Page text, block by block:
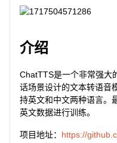
介绍
ChatTTS是一个非常强大
话场景设计的文本转语音
持英文和中文两种语言。
英文数据进行训练。
项目地址： https://